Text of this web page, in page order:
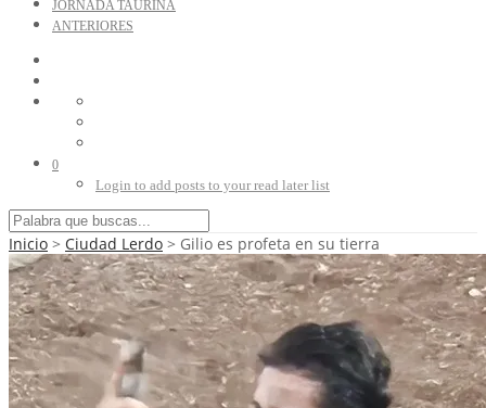
JORNADA TAURINA
ANTERIORES
0
Login to add posts to your read later list
Inicio > Ciudad Lerdo > Gilio es profeta en su tierra